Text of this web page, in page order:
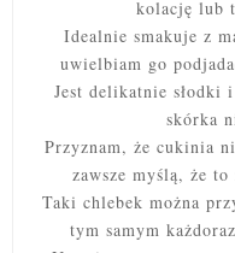
kolację lub
Idealnie smakuje z
uwielbiam go
Jest delikatnie słodki
skórka
Przyznam, że cukinia
zawsze myślą, że
Taki chlebek można
tym samym